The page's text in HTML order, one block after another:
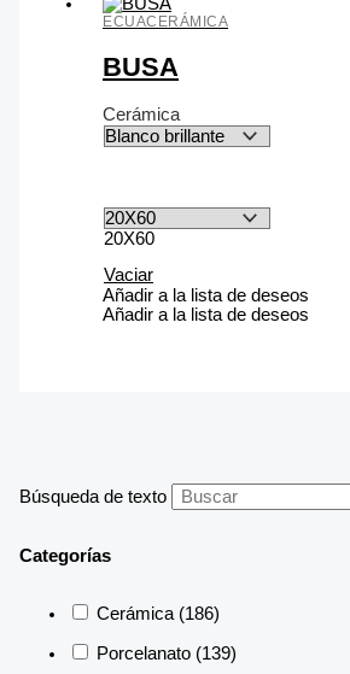
Búsqueda de texto
Categorías
Cerámica (186)
Porcelanato (139)
ECUACERÁMICA
BUSA
Cerámica
20X60
Vaciar
Añadir a la lista de deseos
Añadir a la lista de deseos